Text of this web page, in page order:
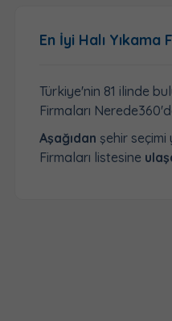
En İyi Halı Yıkama
Türkiye'nin 81 ilinde
Firmaları
Aşağıdan şehir seçimi
Firmaları listesine